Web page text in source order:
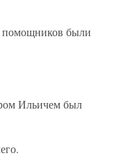
помощников были
Ильичем был